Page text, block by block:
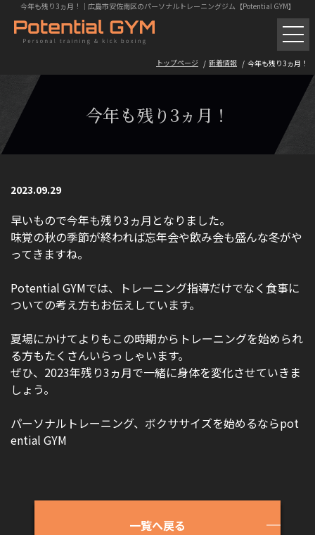
今年も残り3ヵ月！｜広島市安佐南区のパーソナルトレーニングジム【Potential GYM】
パーソナルトレーニング
ボクササイズ・キックボクシング
初回体験の流れ
トレーニング料金
トレーニング風景
お客様の声
よくある質問
お問い合わせ
トップページ 新着情報 今年も残り3ヵ月！
今年も残り3ヵ月！
2023.09.29
早いもので今年も残り3ヵ月となりました。
味覚の秋の季節が終われば忘年会や飲み会も盛んな冬がや
ってきますね。
Potential GYMでは、トレーニング指導だけでなく食事に
ついての考え方もお伝えしています。
夏場にかけてよりもこの時期からトレーニングを始められ
る方もたくさんいらっしゃいます。
ぜひ、2023年残り3ヵ月で一緒に身体を変化させていきま
しょう。
パーソナルトレーニング、ボクササイズを始めるならpot
ential GYM
一覧へ戻る